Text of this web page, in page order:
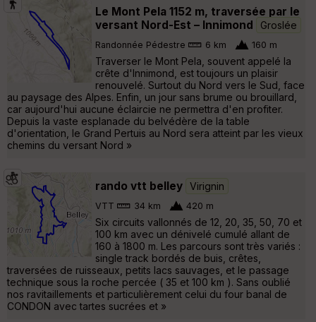
Le Mont Pela 1152 m, traversée par le
versant Nord-Est – Innimond
Groslée
Randonnée Pédestre 6 km 160 m
Traverser le Mont Pela, souvent appelé la
crête d'Innimond, est toujours un plaisir
renouvelé. Surtout du Nord vers le Sud, face
au paysage des Alpes. Enfin, un jour sans brume ou brouillard,
car aujourd'hui aucune éclaircie ne permettra d'en profiter.
Depuis la vaste esplanade du belvédère de la table
d'orientation, le Grand Pertuis au Nord sera atteint par les vieux
chemins du versant Nord »
rando vtt belley Virignin
VTT 34 km 420 m
Six circuits vallonnés de 12, 20, 35, 50, 70 et
100 km avec un dénivelé cumulé allant de
160 à 1800 m. Les parcours sont très variés :
single track bordés de buis, crêtes,
traversées de ruisseaux, petits lacs sauvages, et le passage
technique sous la roche percée ( 35 et 100 km ). Sans oublié
nos ravitaillements et particulièrement celui du four banal de
CONDON avec tartes sucrées et »